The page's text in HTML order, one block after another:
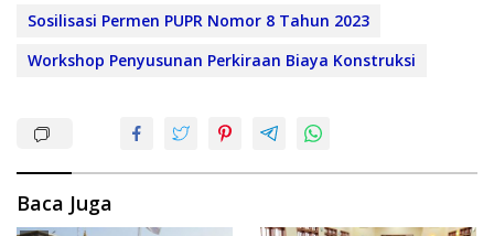
Sosilisasi Permen PUPR Nomor 8 Tahun 2023
Workshop Penyusunan Perkiraan Biaya Konstruksi
Baca Juga